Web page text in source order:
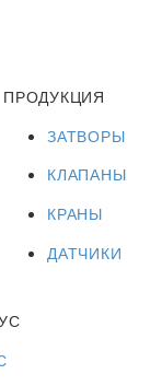
ПРОДУКЦИЯ
ЗАТВОРЫ
КЛАПАНЫ
КРАНЫ
ДАТЧИКИ